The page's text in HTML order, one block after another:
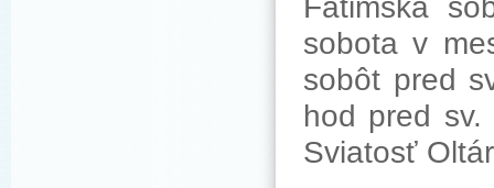
Fatimská
sobota v
sobôt pred
hod pred
Sviatosť